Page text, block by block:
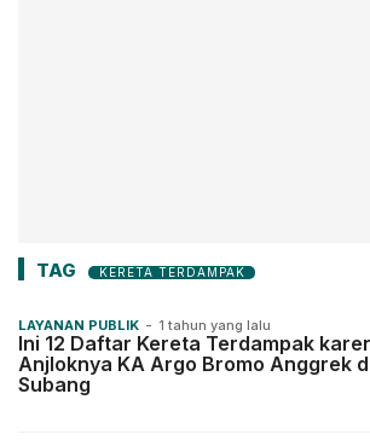
TAG KERETA TERDAMPAK
LAYANAN PUBLIK - 1 tahun yang lalu
Ini 12 Daftar Kereta Terdampak
Anjloknya KA Argo Bromo Anggrek
Subang